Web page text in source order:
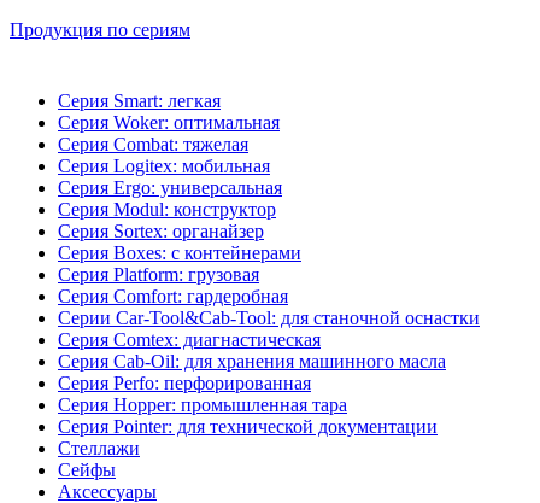
Продукция по сериям
Серия Smart: легкая
Серия Woker: оптимальная
Серия Combat: тяжелая
Серия Logitex: мобильная
Серия Ergo: универсальная
Серия Modul: конструктор
Серия Sortex: органайзер
Серия Boxes: с контейнерами
Серия Platform: грузовая
Серия Comfort: гардеробная
Серии Car-Tool&Cab-Tool: для станочной оснастки
Серия Comtex: диагнастическая
Серия Cab-Oil: для хранения машинного масла
Серия Perfo: перфорированная
Серия Hopper: промышленная тара
Серия Pointer: для технической документации
Стеллажи
Сейфы
Аксессуары